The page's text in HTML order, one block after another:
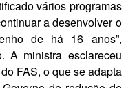
vá­rios programas
a desenvol­ver o
de há 16 anos”,
A ministra esclare­ceu
FAS, o que se adapta